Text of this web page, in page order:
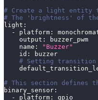
# Create a light entity
# The 'brightness' of
light :
-
platform :
output :
buzzer_pwm
name :
"Buzzer"
id :
buzzer
# Setting transition
# This section defines
binary_sensor :
-
platform :
gpio